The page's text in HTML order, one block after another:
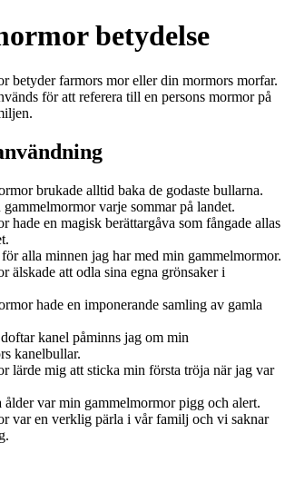
betydelse
betyder farmors mor eller din mormors morfar.
för att referera till en persons mormor på
brukade alltid baka de godaste bullarna.
varje sommar på landet.
hade en magisk berättargåva som fångade allas
för alla minnen jag har med min gammelmormor.
älskade att odla sina egna grönsaker i
hade en imponerande samling av gamla
kanel påminns jag om min
kanelbullar.
lärde mig att sticka min första tröja när jag var
ålder var min gammelmormor pigg och alert.
var en verklig pärla i vår familj och vi saknar